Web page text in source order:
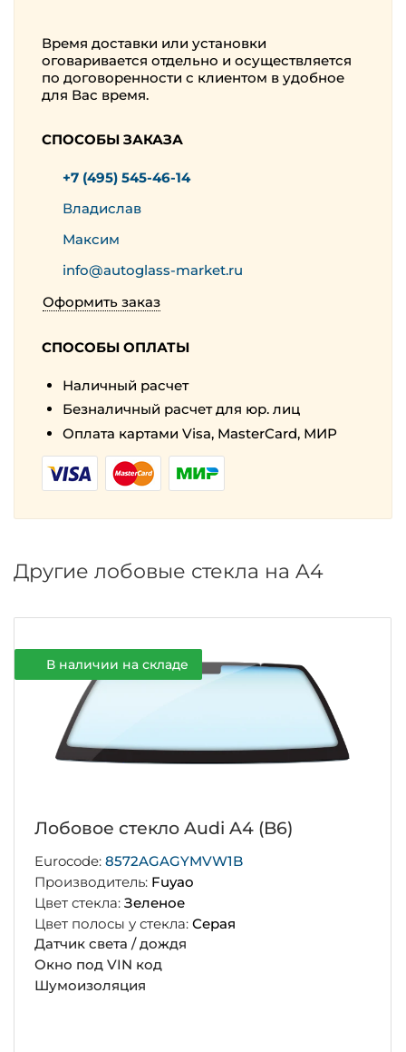
Время доставки или установки
оговаривается отдельно и осуществляется
по договоренности с клиентом в удобное
для Вас время.
СПОСОБЫ ЗАКАЗА
+7 (495) 545-46-14
Владислав
Максим
info@autoglass-market.ru
Оформить заказ
СПОСОБЫ ОПЛАТЫ
Наличный расчет
Безналичный расчет для юр. лиц
Оплата картами Visa, MasterCard, МИР
Другие лобовые стекла на A4
В наличии на складе
Лобовое стекло Audi A4 (B6)
Eurocode:8572AGAGYMVW1B
Производитель: Fuyao
Цвет стекла:Зеленое
Цвет полосы у стекла:Серая
Датчик света / дождя
Окно под VIN код
Шумоизоляция